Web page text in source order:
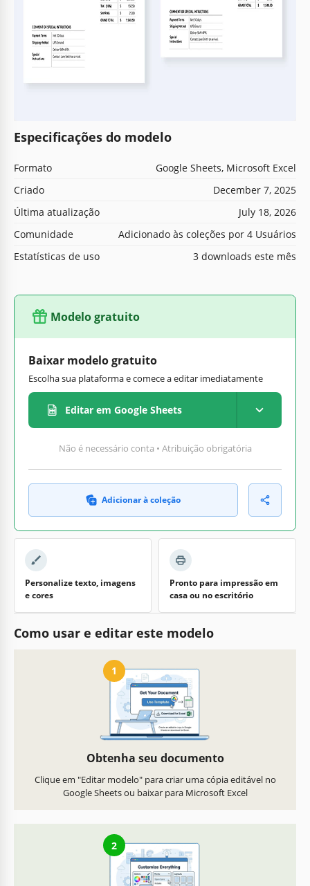
Especificações do modelo
Formato
Google Sheets, Microsoft Excel
Criado
December 7, 2025
Última atualização
July 18, 2026
Comunidade
Adicionado às coleções por 4 Usuários
Estatísticas de uso
3 downloads este mês
Modelo gratuito
Baixar modelo gratuito
Escolha sua plataforma e comece a editar imediatamente
Editar em Google Sheets
Não é necessário conta • Atribuição obrigatória
Adicionar à coleção
Personalize texto, imagens
e cores
Pronto para impressão em
casa ou no escritório
Como usar e editar este modelo
1
Obtenha seu documento
Clique em "Editar modelo" para criar uma cópia editável no
Google Sheets ou baixar para Microsoft Excel
2